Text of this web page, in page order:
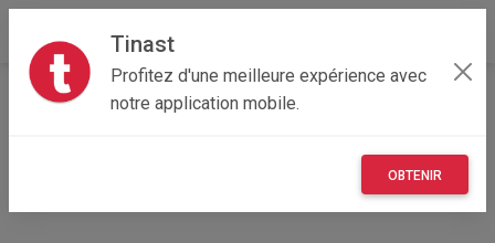
Tinast
Profitez d'une meilleure expérience avec
notre application mobile.
OBTENIR
Accueil Recherche Particulier